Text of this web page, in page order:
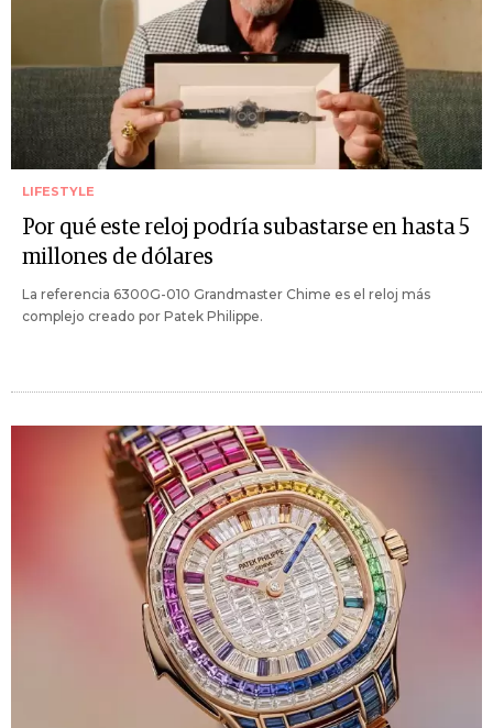
LIFESTYLE
Por qué este reloj podría subastarse en hasta 5
millones de dólares
La referencia 6300G-010 Grandmaster Chime es el reloj más
complejo creado por Patek Philippe.